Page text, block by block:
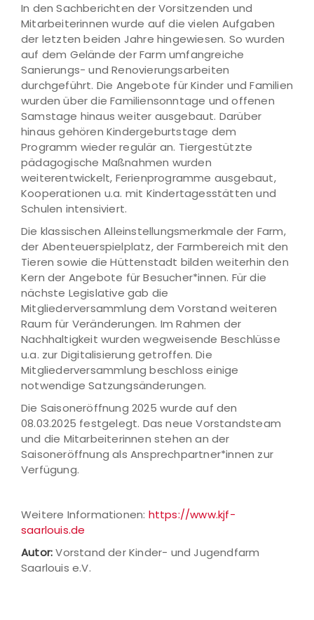
In den Sachberichten der Vorsitzenden und
Mitarbeiterinnen wurde auf die vielen Aufgaben
der letzten beiden Jahre hingewiesen. So wurden
auf dem Gelände der Farm umfangreiche
Sanierungs- und Renovierungsarbeiten
durchgeführt. Die Angebote für Kinder und Familien
wurden über die Familiensonntage und offenen
Samstage hinaus weiter ausgebaut. Darüber
hinaus gehören Kindergeburtstage dem
Programm wieder regulär an. Tiergestützte
pädagogische Maßnahmen wurden
weiterentwickelt, Ferienprogramme ausgebaut,
Kooperationen u.a. mit Kindertagesstätten und
Schulen intensiviert.
Die klassischen Alleinstellungsmerkmale der Farm,
der Abenteuerspielplatz, der Farmbereich mit den
Tieren sowie die Hüttenstadt bilden weiterhin den
Kern der Angebote für Besucher*innen. Für die
nächste Legislative gab die
Mitgliederversammlung dem Vorstand weiteren
Raum für Veränderungen. Im Rahmen der
Nachhaltigkeit wurden wegweisende Beschlüsse
u.a. zur Digitalisierung getroffen. Die
Mitgliederversammlung beschloss einige
notwendige Satzungsänderungen.
Die Saisoneröffnung 2025 wurde auf den
08.03.2025 festgelegt. Das neue Vorstandsteam
und die Mitarbeiterinnen stehen an der
Saisoneröffnung als Ansprechpartner*innen zur
Verfügung.
Weitere Informationen: https://www.kjf-
saarlouis.de
Autor:Vorstand der Kinder- und Jugendfarm
Saarlouis e.V.